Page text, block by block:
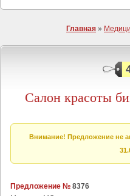
Главная »
Салон красоты
Внимание! Предложение не
Предложение № 8376